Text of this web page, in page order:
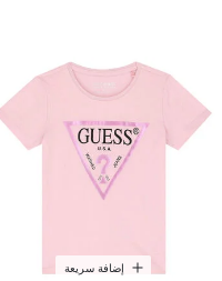
إضافة سريعة